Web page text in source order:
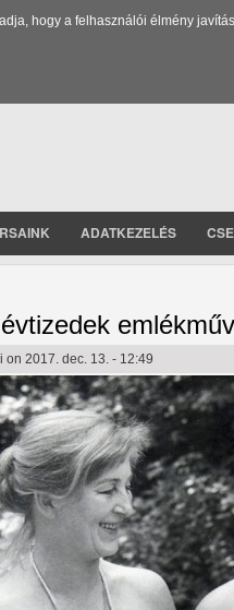
hogy a felhasználói élmény
ADATKEZELÉS
on 2017. dec. 13. - 12:49